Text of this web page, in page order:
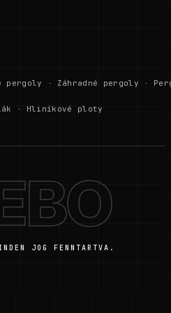
pergoly · Záhradné pergoly ·
· Hliníkové ploty
JOG FENNTARTVA.